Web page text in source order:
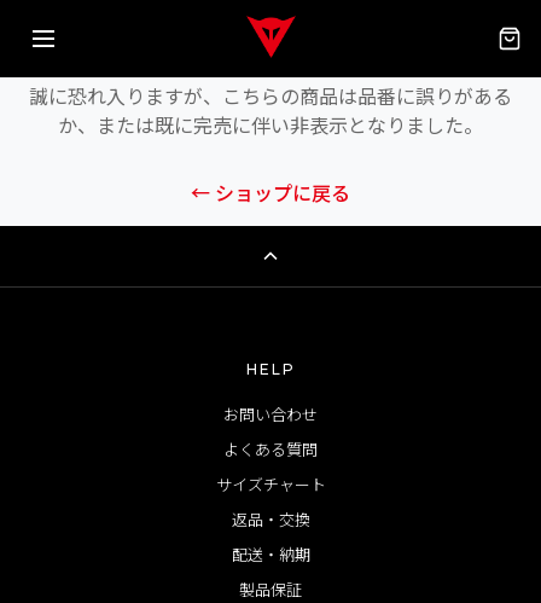
商品が見つかりません
誠に恐れ入りますが、こちらの商品は品番に誤りがある
か、または既に完売に伴い非表示となりました。
← ショップに戻る
HELP
お問い合わせ
よくある質問
サイズチャート
返品・交換
配送・納期
製品保証